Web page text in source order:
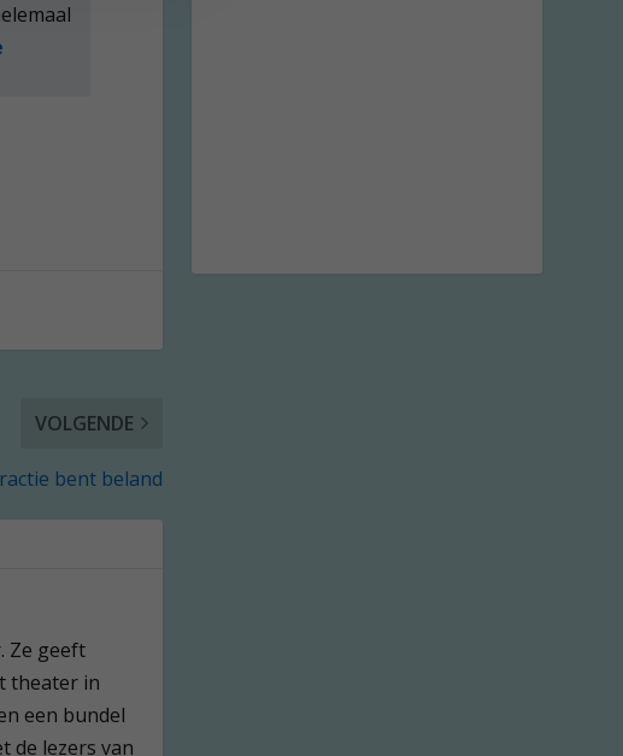
VOLGENDE
bent beland
Ze geeft
theater in
een bundel
de lezers van